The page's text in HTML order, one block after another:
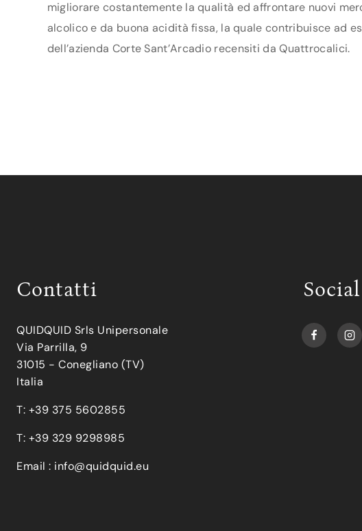
migliorare costantemente la qualità ed affrontare nuovi
alcolico e da buona acidità fissa, la quale contribuisce ad
dell’azienda Corte Sant’Arcadio recensiti da Quattrocalici.
Contatti
QUIDQUID Srls Unipersonale
Via Parrilla, 9
31015 - Conegliano (TV)
Italia
T: +39 375 5602855
T: +39 329 9298985
Email : info@quidquid.eu
Social